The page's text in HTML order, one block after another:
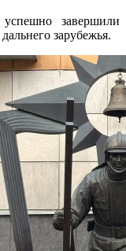
завершили
зарубежья.